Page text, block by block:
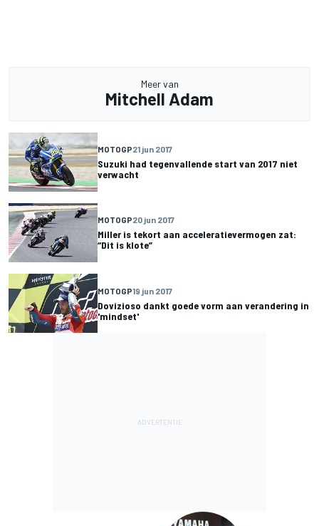
Meer van
Mitchell Adam
MOTOGP21 jun 2017
Suzuki had tegenvallende start van 2017 niet
verwacht
MOTOGP20 jun 2017
Miller is tekort aan acceleratievermogen zat:
“Dit is klote”
MOTOGP19 jun 2017
Dovizioso dankt goede vorm aan verandering in
'mindset'